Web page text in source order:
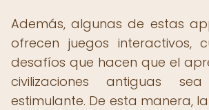
Además, algunas de estas
ofrecen juegos interactivos,
desafíos que hacen que el
civilizaciones antiguas
estimulante. De esta manera,